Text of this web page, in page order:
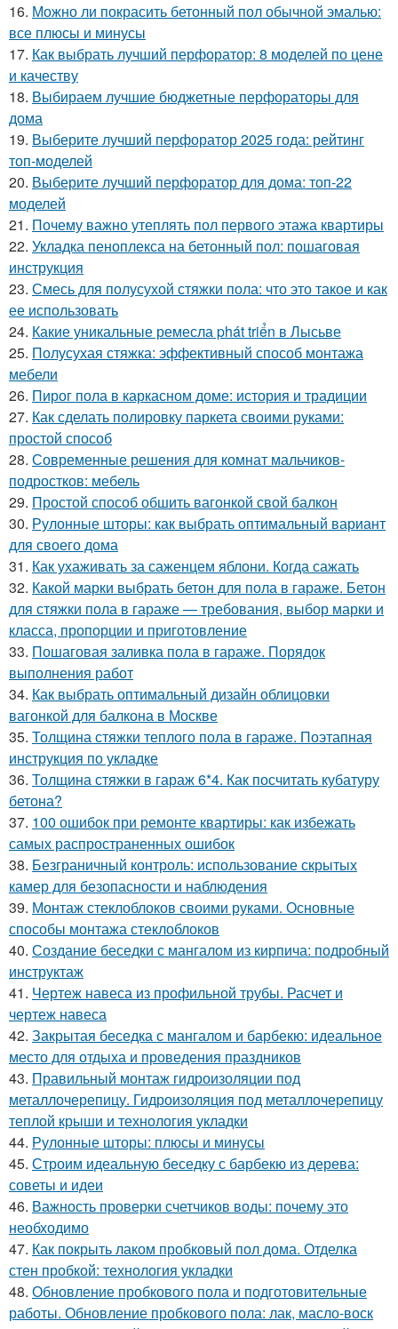
16. Можно ли покрасить бетонный пол обычной эмалью:
все плюсы и минусы
17. Как выбрать лучший перфоратор: 8 моделей по цене
и качеству
18. Выбираем лучшие бюджетные перфораторы для
дома
19. Выберите лучший перфоратор 2025 года: рейтинг
топ-моделей
20. Выберите лучший перфоратор для дома: топ-22
моделей
21. Почему важно утеплять пол первого этажа квартиры
22. Укладка пеноплекса на бетонный пол: пошаговая
инструкция
23. Смесь для полусухой стяжки пола: что это такое и как
ее использовать
24. Какие уникальные ремесла phát triển в Лысьве
25. Полусухая стяжка: эффективный способ монтажа
мебели
26. Пирог пола в каркасном доме: история и традиции
27. Как сделать полировку паркета своими руками:
простой способ
28. Современные решения для комнат мальчиков-
подростков: мебель
29. Простой способ обшить вагонкой свой балкон
30. Рулонные шторы: как выбрать оптимальный вариант
для своего дома
31. Как ухаживать за саженцем яблони. Когда сажать
32. Какой марки выбрать бетон для пола в гараже. Бетон
для стяжки пола в гараже — требования, выбор марки и
класса, пропорции и приготовление
33. Пошаговая заливка пола в гараже. Порядок
выполнения работ
34. Как выбрать оптимальный дизайн облицовки
вагонкой для балкона в Москве
35. Толщина стяжки теплого пола в гараже. Поэтапная
инструкция по укладке
36. Толщина стяжки в гараж 6*4. Как посчитать кубатуру
бетона?
37. 100 ошибок при ремонте квартиры: как избежать
самых распространенных ошибок
38. Безграничный контроль: использование скрытых
камер для безопасности и наблюдения
39. Монтаж стеклоблоков своими руками. Основные
способы монтажа стеклоблоков
40. Создание беседки с мангалом из кирпича: подробный
инструктаж
41. Чертеж навеса из профильной трубы. Расчет и
чертеж навеса
42. Закрытая беседка с мангалом и барбекю: идеальное
место для отдыха и проведения праздников
43. Правильный монтаж гидроизоляции под
металлочерепицу. Гидроизоляция под металлочерепицу
теплой крыши и технология укладки
44. Рулонные шторы: плюсы и минусы
45. Строим идеальную беседку с барбекю из дерева:
советы и идеи
46. Важность проверки счетчиков воды: почему это
необходимо
47. Как покрыть лаком пробковый пол дома. Отделка
стен пробкой: технология укладки
48. Обновление пробкового пола и подготовительные
работы. Обновление пробкового пола: лак, масло-воск